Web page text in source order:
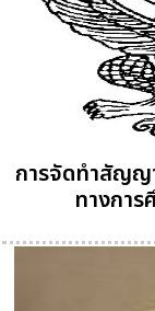
การจัดทำสัญญ
ทางการ